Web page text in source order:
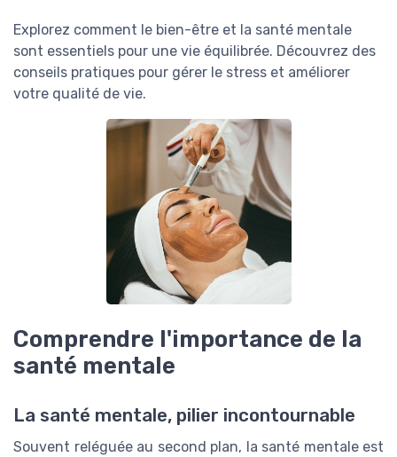
Explorez comment le bien-être et la santé mentale
sont essentiels pour une vie équilibrée. Découvrez des
conseils pratiques pour gérer le stress et améliorer
votre qualité de vie.
Comprendre l'importance de la
santé mentale
La santé mentale, pilier incontournable
Souvent reléguée au second plan, la santé mentale est